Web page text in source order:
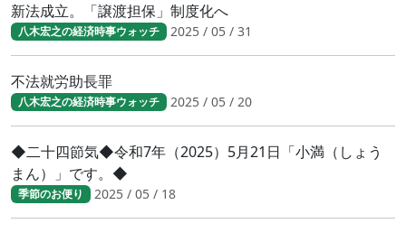
新法成立。「譲渡担保」制度化へ
八木宏之の経済時事ウォッチ 2025 / 05 / 31
不法就労助長罪
八木宏之の経済時事ウォッチ 2025 / 05 / 20
◆二十四節気◆令和7年（2025）5月21日「小満（しょう
まん）」です。◆
季節のお便り 2025 / 05 / 18